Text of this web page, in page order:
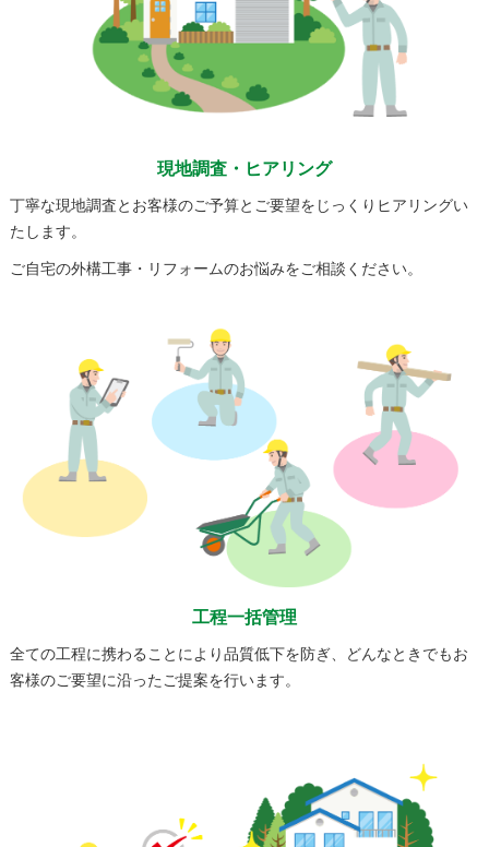
現地調査・ヒアリング
丁寧な現地調査とお客様のご予算とご要望をじっくりヒアリングい
たします。
ご自宅の外構工事・リフォームのお悩みをご相談ください。
工程一括管理
全ての工程に携わることにより品質低下を防ぎ、どんなときでもお
客様のご要望に沿ったご提案を行います。